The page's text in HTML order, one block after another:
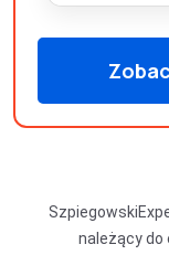
należący do